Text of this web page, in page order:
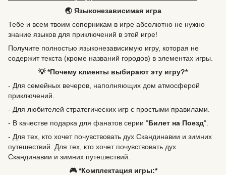
🌏 Языконезависимая игра
Тебе и всем твоим соперникам в игре абсолютно не нужно
знание языков для приключений в этой игре!
Получите полностью языконезависимую игру, которая не
содержит текста (кроме названий городов) в элементах игры.
💡 *Почему клиенты выбирают эту игру?*
- Для семейных вечеров, наполняющих дом атмосферой
приключений.
- Для любителей стратегических игр с простыми правилами.
- В качестве подарка для фанатов серии "Билет на Поезд".
- Для тех, кто хочет почувствовать дух Скандинавии и зимних
путешествий. Для тех, кто хочет почувствовать дух
Скандинавии и зимних путешествий.
🎮 *Комплектация игры:*